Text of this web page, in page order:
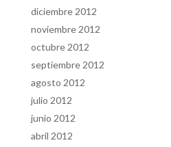
diciembre 2012
noviembre 2012
octubre 2012
septiembre 2012
agosto 2012
julio 2012
junio 2012
abril 2012